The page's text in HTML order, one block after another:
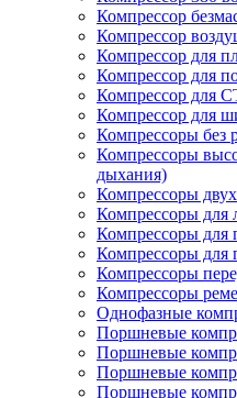
Компрессор
Компрессор
Компрессор для
Компрессор для
Компрессор для
Компрессор для
Компрессоры без
Компрессоры
дыхания)
Компрессоры
Компрессоры для
Компрессоры для
Компрессоры для
Компрессоры
Компрессоры
Однофазные
Поршневые
Поршневые
Поршневые
Поршневые